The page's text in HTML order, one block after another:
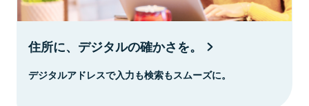
住所に、デジタルの確かさを。
デジタルアドレスで入力も検索もスムーズに。